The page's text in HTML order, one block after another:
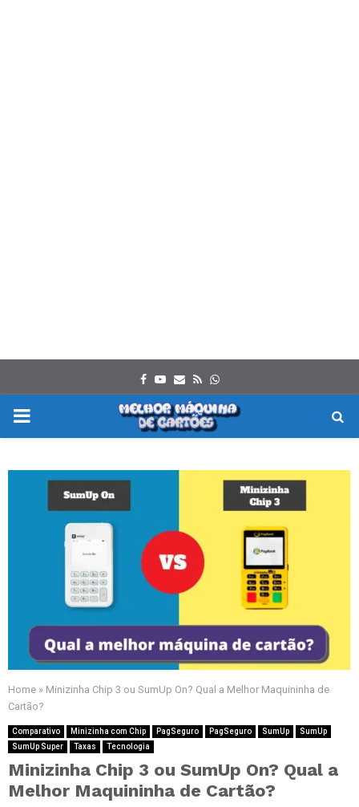
Facebook
Youtube
Email
RssWhatsapp
PRIMARY
Home » Minizinha Chip 3 ou SumUp On? Qual a Melhor Maquininha de
Cartão?
Comparativo Minizinha com Chip PagSeguro PagSeguro SumUp
SumUp
SumUp Super
Taxas Tecnologia
Minizinha Chip 3 ou SumUp On? Qual a
Melhor Maquininha de Cartão?